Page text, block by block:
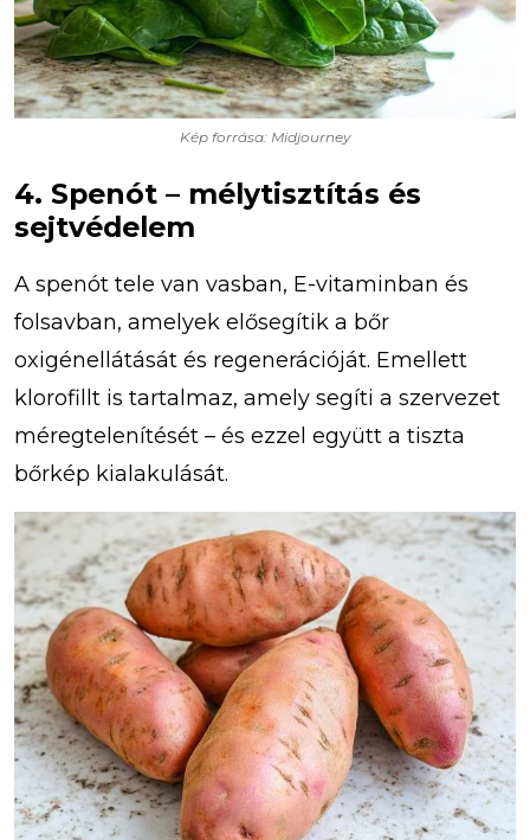
Kép forrása: Midjourney
4. Spenót – mélytisztítás és
sejtvédelem
A spenót tele van vasban, E-vitaminban és
folsavban, amelyek elősegítik a bőr
oxigénellátását és regenerációját. Emellett
klorofillt is tartalmaz, amely segíti a szervezet
méregtelenítését – és ezzel együtt a tiszta
bőrkép kialakulását.